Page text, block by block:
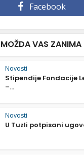
Facebook
MOŽDA VAS ZANIMA
Novosti
Stipendije Fondacije
–...
Novosti
U Tuzli potpisani